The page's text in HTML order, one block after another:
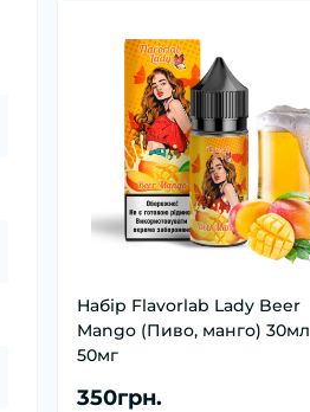
Набір Flavorlab Lady Beer
Mango (Пиво, манго) 30мл
50мг
350грн.